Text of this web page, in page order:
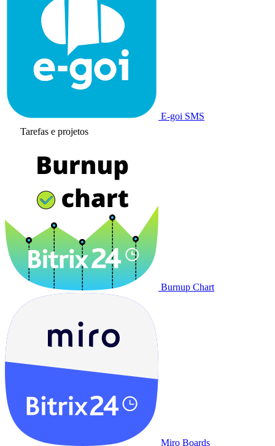
E-goi SMS
Tarefas e projetos
Burnup Chart
Miro Boards